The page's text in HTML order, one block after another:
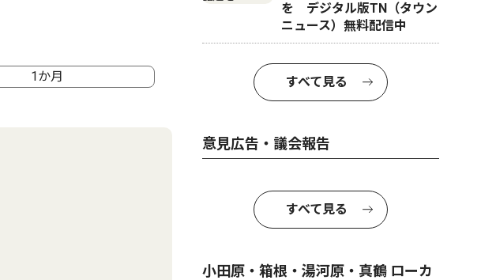
1か月
4
を デジタル版TN（タウン
ニュース）無料配信中
すべて見る
意見広告・議会報告
すべて見る
小田原・箱根・湯河原・真鶴 ローカ